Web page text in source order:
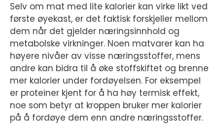
Selv om mat med lite kalorier kan virke likt ved
første øyekast, er det faktisk forskjeller mellom
dem når det gjelder næringsinnhold og
metabolske virkninger. Noen matvarer kan ha
høyere nivåer av visse næringsstoffer, mens
andre kan bidra til å øke stoffskiftet og brenne
mer kalorier under fordøyelsen. For eksempel
er proteiner kjent for å ha høy termisk effekt,
noe som betyr at kroppen bruker mer kalorier
på å fordøye dem enn andre næringsstoffer.